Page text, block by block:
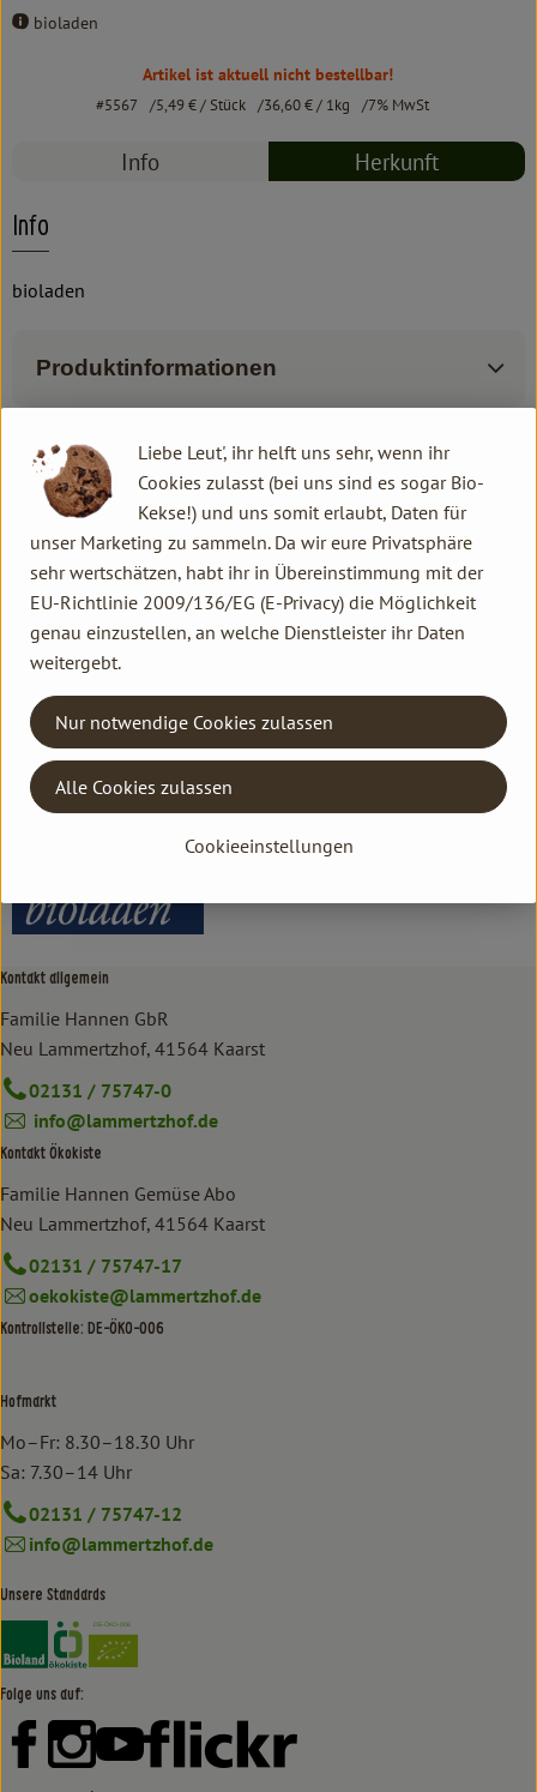
bioladen
Artikel ist aktuell nicht bestellbar!
#5567 5,49 €/ Stück 36,60 €/ 1kg 7% MwSt
Info Herkunft
Info
bioladen
Produktinformationen
Zutaten
Produktdatenblatt
Herkunft
Hersteller: bioladen
Thailand
Kontakt allgemein
Familie Hannen GbR
Neu Lammertzhof, 41564 Kaarst
02131 / 75747-0
info@lammertzhof.de
Kontakt Ökokiste
Familie Hannen Gemüse Abo
Neu Lammertzhof, 41564 Kaarst
02131 / 75747-17
oekokiste@lammertzhof.de
Kontrollstelle: DE-ÖKO-006
Hofmarkt
Mo–Fr: 8.30–18.30 Uhr
Sa: 7.30–14 Uhr
02131 / 75747-12
info@lammertzhof.de
Unsere Standards
Externer Link zu https://www.bioland.de/verbraucher
Externer Link zu https://www.oekokiste.de/
Folge uns auf:
Externer Link zu https://www.facebook.com/lammertzhof/
Externer Link zu https://www.instagram.com/
Externer Link zu https://www.youtube.com/
Externer Link zu https://
Liebe Leut', ihr helft uns sehr, wenn ihr
Cookies zulasst (bei uns sind es sogar Bio-
Kekse!) und uns somit erlaubt, Daten für
unser Marketing zu sammeln. Da wir eure Privatsphäre
sehr wertschätzen, habt ihr in Übereinstimmung mit der
EU-Richtlinie 2009/136/EG (E-Privacy) die Möglichkeit
genau einzustellen, an welche Dienstleister ihr Daten
weitergebt.
Cookieeinstellungen
Nur notwendige Cookies zulassen
Alle Cookies zulassen